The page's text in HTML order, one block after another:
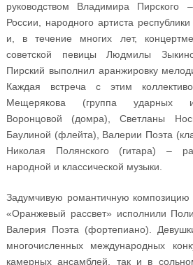
руководством Владимира Пирского
России, народного артиста
и, в течение многих лет,
советской певицы Людмилы
Пирский выполнил аранжировку
Каждая встреча с этим
Мещерякова (группа ударных
Воронцовой (домра), Светланы
Баулиной (флейта), Валерии Поэта
Николая Полянского (гитара) –
народной и классической музыки.
Задумчивую романтичную
«Оранжевый рассвет» исполнили
Валерия Поэта (фортепиано).
многочисленных международных
камерных ансамблей, так и в